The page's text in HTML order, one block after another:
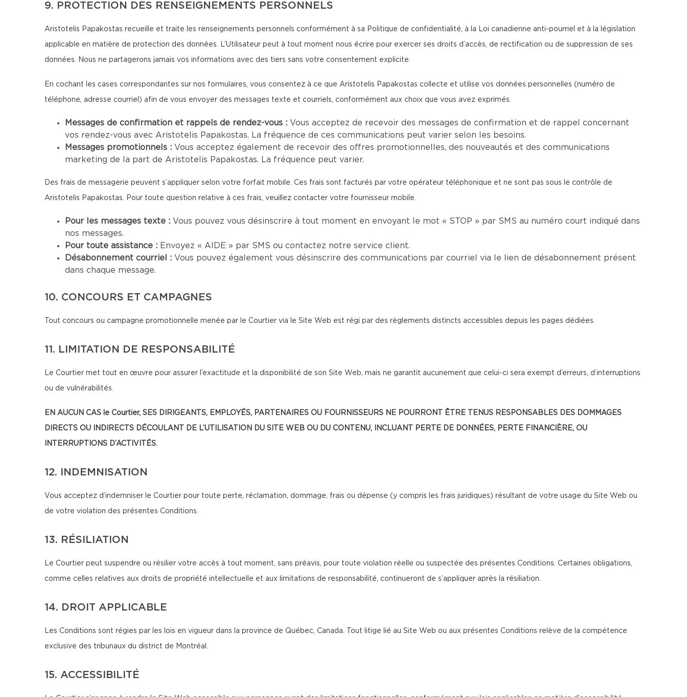
9. PROTECTION DES RENSEIGNEMENTS PERSONNELS
Aristotelis Papakostas recueille et traite les renseignements personnels conformément à sa Politique de confidentialité, à la Loi canadienne anti-pourriel et à la législation
applicable en matière de protection des données. L’Utilisateur peut à tout moment nous écrire pour exercer ses droits d’accès, de rectification ou de suppression de ses
données. Nous ne partagerons jamais vos informations avec des tiers sans votre consentement explicite.
En cochant les cases correspondantes sur nos formulaires, vous consentez à ce que Aristotelis Papakostas collecte et utilise vos données personnelles (numéro de
téléphone, adresse courriel) afin de vous envoyer des messages texte et courriels, conformément aux choix que vous avez exprimés.
Messages de confirmation et rappels de rendez-vous : Vous acceptez de recevoir des messages de confirmation et de rappel concernant
vos rendez-vous avec Aristotelis Papakostas. La fréquence de ces communications peut varier selon les besoins.
Messages promotionnels : Vous acceptez également de recevoir des offres promotionnelles, des nouveautés et des communications
marketing de la part de Aristotelis Papakostas. La fréquence peut varier.
Des frais de messagerie peuvent s’appliquer selon votre forfait mobile. Ces frais sont facturés par votre opérateur téléphonique et ne sont pas sous le contrôle de
Aristotelis Papakostas. Pour toute question relative à ces frais, veuillez contacter votre fournisseur mobile.
Pour les messages texte : Vous pouvez vous désinscrire à tout moment en envoyant le mot « STOP » par SMS au numéro court indiqué dans
nos messages.
Pour toute assistance : Envoyez « AIDE » par SMS ou contactez notre service client.
Désabonnement courriel : Vous pouvez également vous désinscrire des communications par courriel via le lien de désabonnement présent
dans chaque message.
10. CONCOURS ET CAMPAGNES
Tout concours ou campagne promotionnelle menée par le Courtier via le Site Web est régi par des règlements distincts accessibles depuis les pages dédiées.
11. LIMITATION DE RESPONSABILITÉ
Le Courtier met tout en œuvre pour assurer l’exactitude et la disponibilité de son Site Web, mais ne garantit aucunement que celui-ci sera exempt d’erreurs, d’interruptions
ou de vulnérabilités.
EN AUCUN CAS le Courtier, SES DIRIGEANTS, EMPLOYÉS, PARTENAIRES OU FOURNISSEURS NE POURRONT ÊTRE TENUS RESPONSABLES DES DOMMAGES
DIRECTS OU INDIRECTS DÉCOULANT DE L’UTILISATION DU SITE WEB OU DU CONTENU, INCLUANT PERTE DE DONNÉES, PERTE FINANCIÈRE, OU
INTERRUPTIONS D’ACTIVITÉS.
12. INDEMNISATION
Vous acceptez d’indemniser le Courtier pour toute perte, réclamation, dommage, frais ou dépense (y compris les frais juridiques) résultant de votre usage du Site Web ou
de votre violation des présentes Conditions.
13. RÉSILIATION
Le Courtier peut suspendre ou résilier votre accès à tout moment, sans préavis, pour toute violation réelle ou suspectée des présentes Conditions. Certaines obligations,
comme celles relatives aux droits de propriété intellectuelle et aux limitations de responsabilité, continueront de s’appliquer après la résiliation.
14. DROIT APPLICABLE
Les Conditions sont régies par les lois en vigueur dans la province de Québec, Canada. Tout litige lié au Site Web ou aux présentes Conditions relève de la compétence
exclusive des tribunaux du district de Montréal.
15. ACCESSIBILITÉ